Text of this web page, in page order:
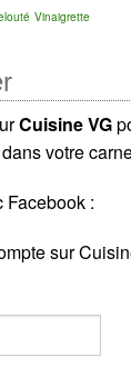
Vinaigrette
Cuisine VG
votre
Facebook :
sur